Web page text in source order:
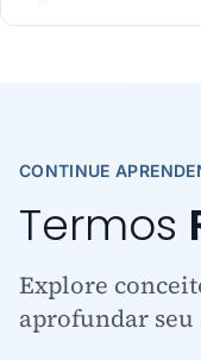
CONTINUE
Termos
Explore
aprofundar